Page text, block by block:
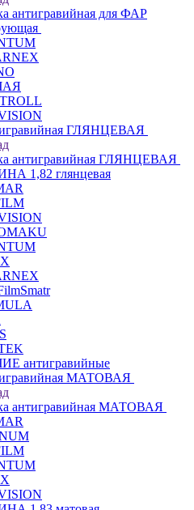
антигравийная для ФАР
ГЛЯНЦЕВАЯ
антигравийная ГЛЯНЦЕВАЯ
1,82 глянцевая
антигравийные
МАТОВАЯ
антигравийная МАТОВАЯ